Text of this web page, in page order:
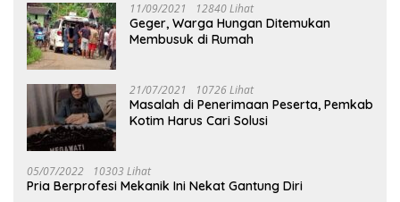
11/09/2021 12840 Lihat
Geger, Warga Hungan Ditemukan
Membusuk di Rumah
21/07/2021 10726 Lihat
Masalah di Penerimaan Peserta, Pemkab
Kotim Harus Cari Solusi
05/07/2022 10303 Lihat
Pria Berprofesi Mekanik Ini Nekat Gantung Diri